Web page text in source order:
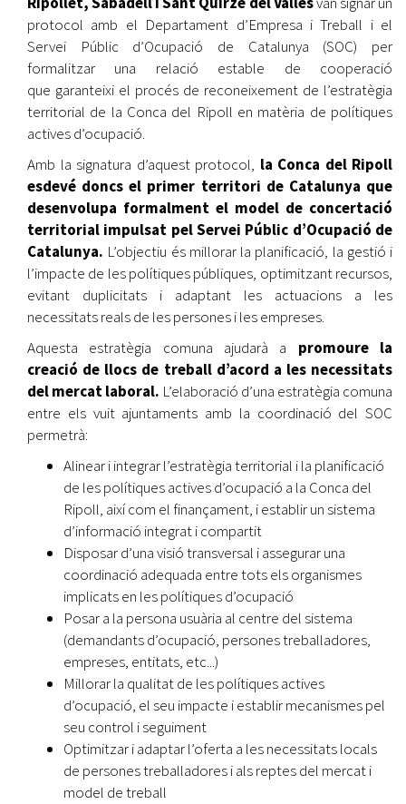
protocol amb el Departament d’Empresa i Treball i el
Servei Públic d’Ocupació de Catalunya (SOC) per
formalitzar una relació estable de cooperació
que garanteixi el procés de reconeixement de l’estratègia
territorial de la Conca del Ripoll en matèria de polítiques
actives d’ocupació.
Amb la signatura d’aquest protocol, la Conca del Ripoll
esdevé doncs el primer territori de Catalunya que
desenvolupa formalment el model de concertació
territorial impulsat pel Servei Públic d’Ocupació de
Catalunya. L’objectiu és millorar la planificació, la gestió i
l’impacte de les polítiques públiques, optimitzant recursos,
evitant duplicitats i adaptant les actuacions a les
necessitats reals de les persones i les empreses.
Aquesta estratègia comuna ajudarà a promoure la
creació de llocs de treball d’acord a les necessitats
del mercat laboral. L’elaboració d’una estratègia comuna
entre els vuit ajuntaments amb la coordinació del SOC
permetrà:
Alinear i integrar l’estratègia territorial i la planificació
de les polítiques actives d’ocupació a la Conca del
Ripoll, així com el finançament, i establir un sistema
d’informació integrat i compartit
Disposar d’una visió transversal i assegurar una
coordinació adequada entre tots els organismes
implicats en les polítiques d’ocupació
Posar a la persona usuària al centre del sistema
(demandants d’ocupació, persones treballadores,
empreses, entitats, etc...)
Millorar la qualitat de les polítiques actives
d’ocupació, el seu impacte i establir mecanismes pel
seu control i seguiment
Optimitzar i adaptar l’oferta a les necessitats locals
de persones treballadores i als reptes del mercat i
model de treball